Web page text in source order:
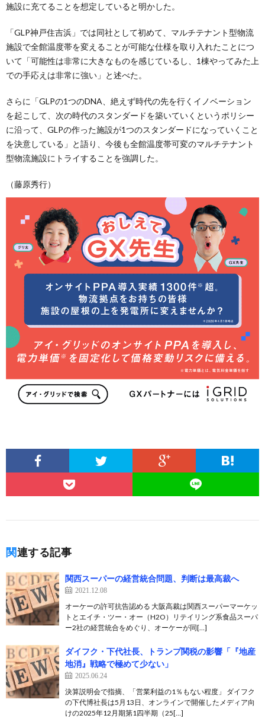
施設に充てることを想定していると明かした。
「GLP神戸住吉浜」では同社として初めて、マルチテナント型物流
施設で全館温度帯を変えることが可能な仕様を取り入れたことにつ
いて「可能性は非常に大きなものを感じているし、1棟やってみた上
での手応えは非常に強い」と述べた。
さらに「GLPの1つのDNA、絶えず時代の先を行くイノベーション
を起こして、次の時代のスタンダードを築いていくというポリシー
に沿って、GLPの作った施設が1つのスタンダードになっていくこと
を決意している」と語り、今後も全館温度帯可変のマルチテナント
型物流施設にトライすることを強調した。
（藤原秀行）
関連する記事
関西スーパーの経営統合問題、判断は最高裁へ
2021.12.08
オーケーの許可抗告認める 大阪高裁は関西スーパーマーケッ
トとエイチ・ツー・オー（H2O）リテイリング系食品スーパ
ー2社の経営統合をめぐり、オーケーが同[…]
ダイフク・下代社長、トランプ関税の影響「『地産
地消』戦略で極めて少ない」
2025.06.24
決算説明会で指摘、「営業利益の1％もない程度」 ダイフク
の下代博社長は5月13日、オンラインで開催したメディア向
けの2025年12月期第1四半期（25[…]